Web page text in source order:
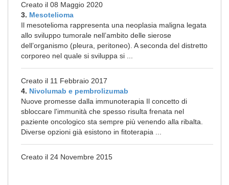
Creato il 08 Maggio 2020
3. Mesotelioma
Il mesotelioma rappresenta una neoplasia maligna legata
allo sviluppo tumorale nell’ambito delle sierose
dell’organismo (pleura, peritoneo). A seconda del distretto
corporeo nel quale si sviluppa si ...
Creato il 11 Febbraio 2017
4. Nivolumab e pembrolizumab
Nuove promesse dalla immunoterapia Il concetto di
sbloccare l'immunità che spesso risulta frenata nel
paziente oncologico sta sempre più venendo alla ribalta.
Diverse opzioni già esistono in fitoterapia ...
Creato il 24 Novembre 2015